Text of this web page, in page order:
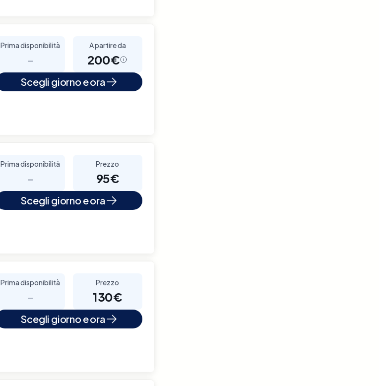
Prima disponibilità
-
A partire da
200€
Scegli giorno e ora
Prima disponibilità
-
Prezzo
95€
Scegli giorno e ora
Prima disponibilità
-
Prezzo
130€
Scegli giorno e ora